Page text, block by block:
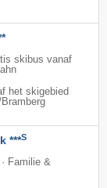
skibus vanaf
het skigebied
***S
Familie &